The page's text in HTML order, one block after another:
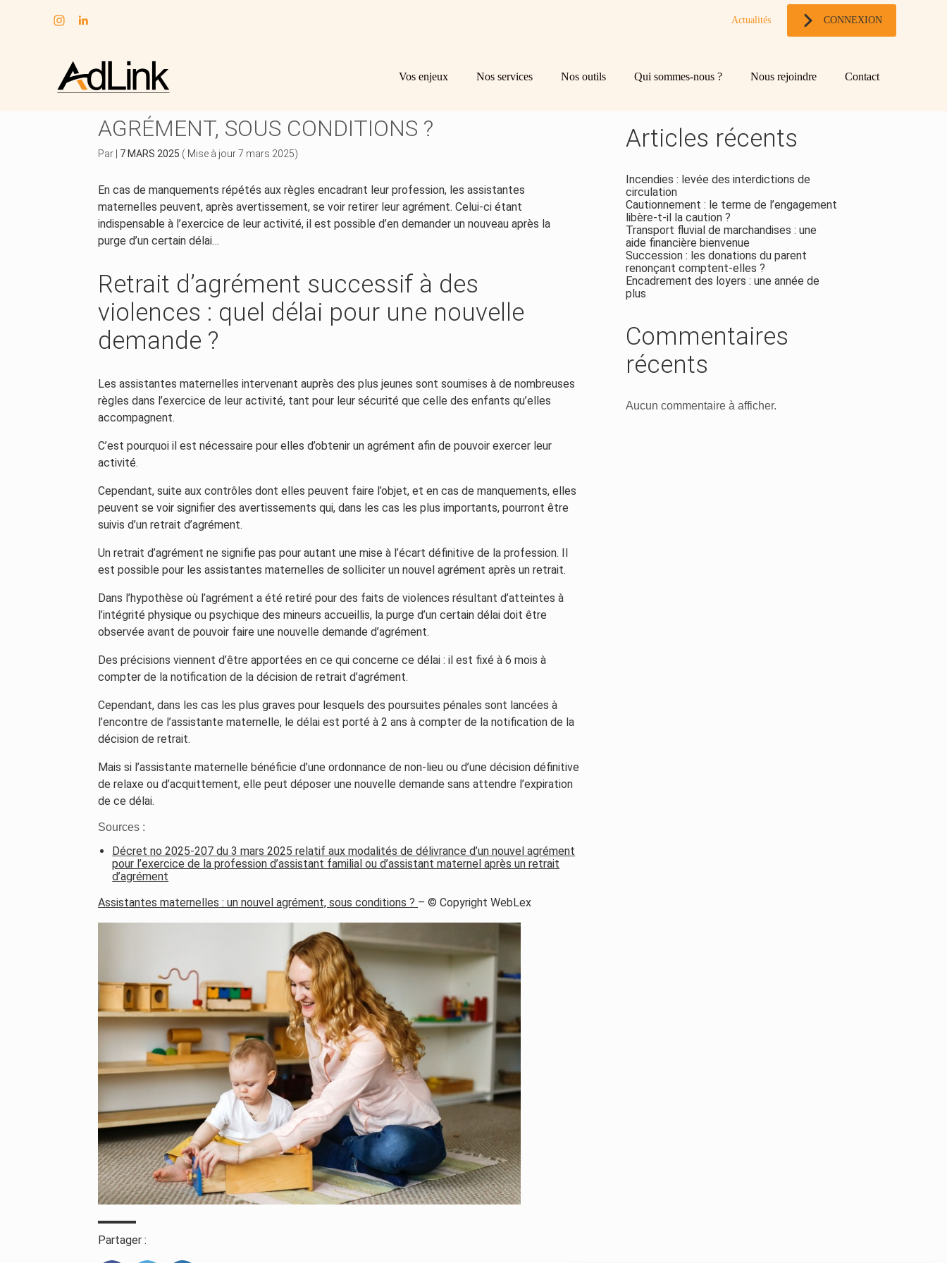
Actualités CONNEXION
Aller
au
Vos enjeux Nos services Nos outils Qui sommes-nous ? Nous rejoindre Contact
AGRÉMENT, SOUS CONDITIONS ?
Par 7 MARS 2025 ( Mise à jour 7 mars 2025)
En cas de manquements répétés aux règles encadrant leur profession, les assistantes
maternelles peuvent, après avertissement, se voir retirer leur agrément. Celui-ci étant
indispensable à l’exercice de leur activité, il est possible d’en demander un nouveau après la
purge d’un certain délai…
Retrait d’agrément successif à des
violences : quel délai pour une nouvelle
demande ?
Les assistantes maternelles intervenant auprès des plus jeunes sont soumises à de nombreuses
règles dans l’exercice de leur activité, tant pour leur sécurité que celle des enfants qu’elles
accompagnent.
C’est pourquoi il est nécessaire pour elles d’obtenir un agrément afin de pouvoir exercer leur
activité.
Cependant, suite aux contrôles dont elles peuvent faire l’objet, et en cas de manquements, elles
peuvent se voir signifier des avertissements qui, dans les cas les plus importants, pourront être
suivis d’un retrait d’agrément.
Un retrait d’agrément ne signifie pas pour autant une mise à l’écart définitive de la profession. Il
est possible pour les assistantes maternelles de solliciter un nouvel agrément après un retrait.
Dans l’hypothèse où l’agrément a été retiré pour des faits de violences résultant d’atteintes à
l’intégrité physique ou psychique des mineurs accueillis, la purge d’un certain délai doit être
observée avant de pouvoir faire une nouvelle demande d’agrément.
Des précisions viennent d’être apportées en ce qui concerne ce délai : il est fixé à 6 mois à
compter de la notification de la décision de retrait d’agrément.
Cependant, dans les cas les plus graves pour lesquels des poursuites pénales sont lancées à
l’encontre de l’assistante maternelle, le délai est porté à 2 ans à compter de la notification de la
décision de retrait.
Mais si l’assistante maternelle bénéficie d’une ordonnance de non-lieu ou d’une décision définitive
de relaxe ou d’acquittement, elle peut déposer une nouvelle demande sans attendre l’expiration
de ce délai.
Sources :
Décret no 2025-207 du 3 mars 2025 relatif aux modalités de délivrance d’un nouvel agrément
pour l’exercice de la profession d’assistant familial ou d’assistant maternel après un retrait
d’agrément
Assistantes maternelles : un nouvel agrément, sous conditions ? – © Copyright WebLex
Partager :
Blog
sidebar
Rechercher
Articles récents
Incendies : levée des interdictions de
circulation
Cautionnement : le terme de l’engagement
libère-t-il la caution ?
Transport fluvial de marchandises : une
aide financière bienvenue
Succession : les donations du parent
renonçant comptent-elles ?
Encadrement des loyers : une année de
plus
Commentaires
récents
Aucun commentaire à afficher.